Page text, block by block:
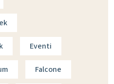
Eventi
Falcone